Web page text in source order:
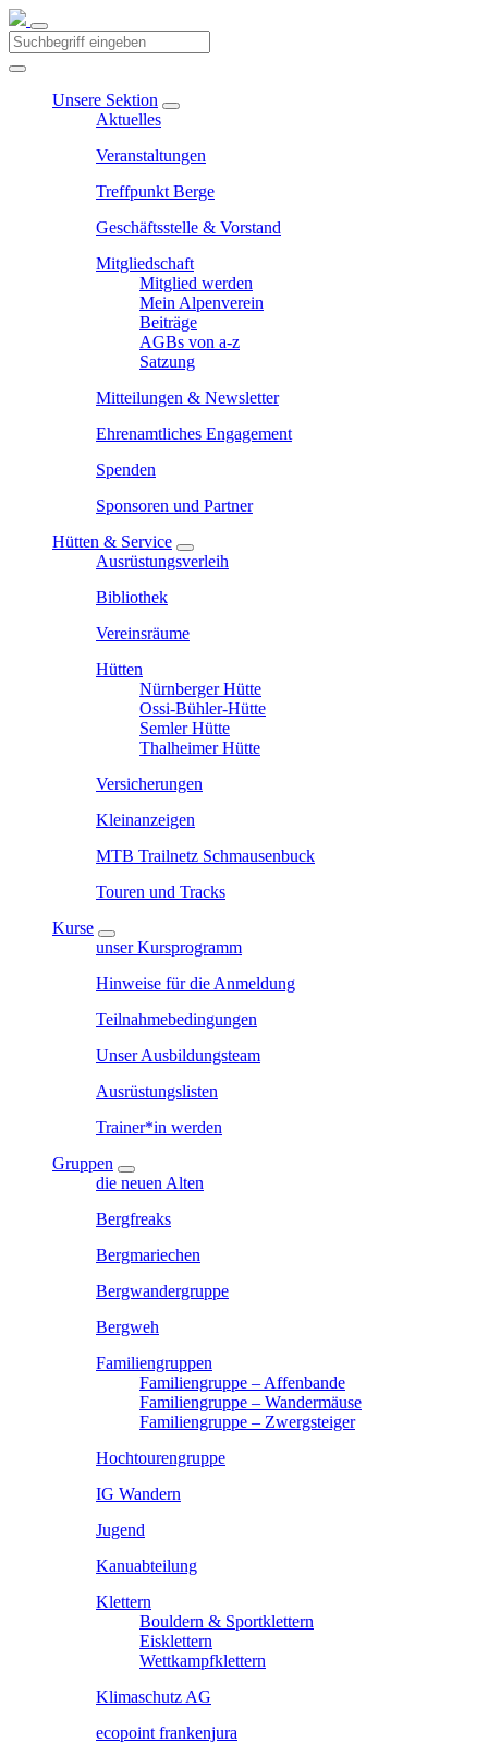
Unsere Sektion
Aktuelles
Veranstaltungen
Treffpunkt Berge
Geschäftsstelle & Vorstand
Mitgliedschaft
Mitglied werden
Mein Alpenverein
Beiträge
AGBs von a-z
Satzung
Mitteilungen & Newsletter
Ehrenamtliches Engagement
Spenden
Sponsoren und Partner
Hütten & Service
Ausrüstungsverleih
Bibliothek
Vereinsräume
Hütten
Nürnberger Hütte
Ossi-Bühler-Hütte
Semler Hütte
Thalheimer Hütte
Versicherungen
Kleinanzeigen
MTB Trailnetz Schmausenbuck
Touren und Tracks
Kurse
unser Kursprogramm
Hinweise für die Anmeldung
Teilnahmebedingungen
Unser Ausbildungsteam
Ausrüstungslisten
Trainer*in werden
Gruppen
die neuen Alten
Bergfreaks
Bergmariechen
Bergwandergruppe
Bergweh
Familiengruppen
Familiengruppe – Affenbande
Familiengruppe – Wandermäuse
Familiengruppe – Zwergsteiger
Hochtourengruppe
IG Wandern
Jugend
Kanuabteilung
Klettern
Bouldern & Sportklettern
Eisklettern
Wettkampfklettern
Klimaschutz AG
ecopoint frankenjura